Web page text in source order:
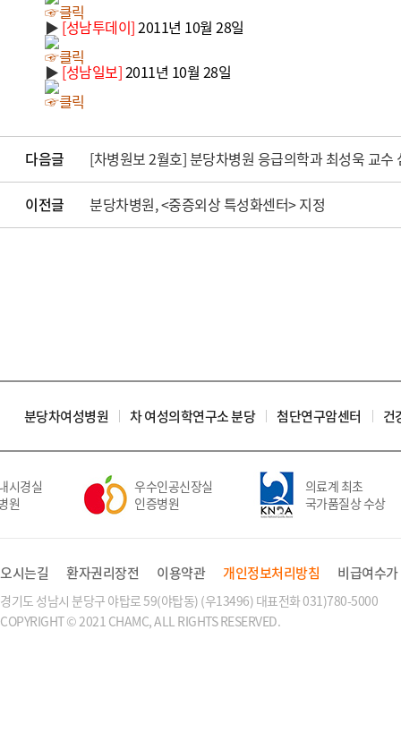
☞클릭
▶ [성남투데이]2011년 10월 28일
☞클릭
▶ [성남일보]2011년 10월 28일
☞클릭
다음글 [차병원보 2월호] 분당차병원 응급의학과 최성욱 교수
이전글 분당차병원, <중증외상 특성화센터> 지정
분당차여성병원 차 여성의학연구소 분당 첨단연구암센터 건
경실
우수인공신장실
인증병원
의료계 최초
국가품질상 수상
오시는길 환자권리장전 이용약관 개인정보처리방침 비급여수가
경기도 성남시 분당구 야탑로 59(야탑동) (우13496) 대표전화 031)780-5000
COPYRIGHT © 2021 CHAMC, ALL RIGHTS RESERVED.